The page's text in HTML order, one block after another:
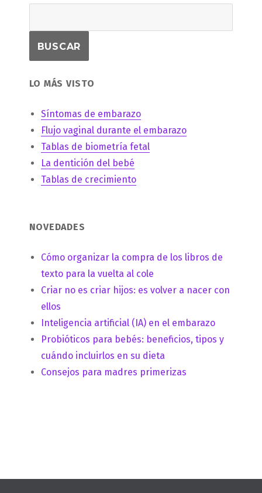
LO MÁS VISTO
Síntomas de embarazo
Flujo vaginal durante el embarazo
Tablas de biometría fetal
La dentición del bebé
Tablas de crecimiento
NOVEDADES
Cómo organizar la compra de los libros de
texto para la vuelta al cole
Criar no es criar hijos: es volver a nacer con
ellos
Inteligencia artificial (IA) en el embarazo
Probióticos para bebés: beneficios, tipos y
cuándo incluirlos en su dieta
Consejos para madres primerizas